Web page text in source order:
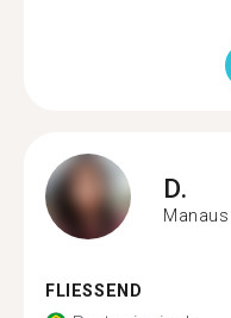
D.
Manaus
FLIESSEND